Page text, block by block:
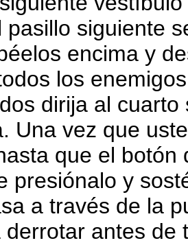
pasillo siguiente
encima y
los
dirija al
Una vez que
que el
presiónalo y
a través de la
derrotar antes de